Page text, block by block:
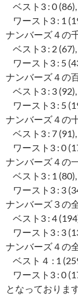
ベスト3 : 0
ワースト3 : 1
ナンバーズ４の
ベスト3 : 2
ワースト3 : 5
ナンバーズ４の
ベスト3 : 3
ワースト3 : 5
ナンバーズ４の
ベスト3 : 7
ワースト3 : 0
ナンバーズ４の
ベスト3 : 1
ワースト3 : 3
ナンバーズ３の
ベスト3 : 4
ワースト3 : 3
ナンバーズ４の
ベスト４ : 1
ワースト3 : 0
となっております